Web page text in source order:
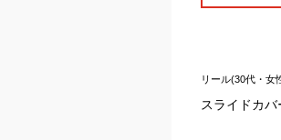
リール(30代・女
スライドカ